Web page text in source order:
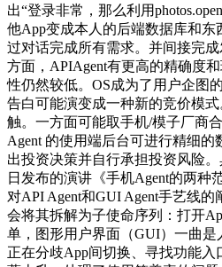
出“登录非常，那么利用
他App变成本人的后端数据库和东
过对话完成所有需求。并间接完
方面，APIAgent有更高的精确度
性仍然较低。OS成为了用户企图
告白可能演变成一种新的竞价模
触。一方面可能取手机/模子厂商
Agent 的使用端后台可进行精细
出投资决策并自行承担投资风险
日发布的演讲《手机Agent的两种
对API Agent和GUI Agent手艺线
会将其拆解为子使命序列：打开
单，图形用户界面（GUI）一曲
正在分歧App间切换、寻找功能入